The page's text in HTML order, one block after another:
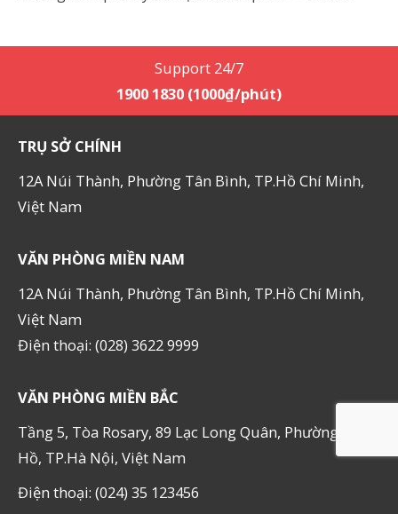
Support 24/7
1900 1830 (1000₫/phút)
TRỤ SỞ CHÍNH
12A Núi Thành, Phường Tân Bình, TP.Hồ Chí Minh,
Việt Nam
VĂN PHÒNG MIỀN NAM
12A Núi Thành, Phường Tân Bình, TP.Hồ Chí Minh,
Việt Nam
Điện thoại: (028) 3622 9999
VĂN PHÒNG MIỀN BẮC
Tầng 5, Tòa Rosary, 89 Lạc Long Quân, Phường Tây
Hồ, TP.Hà Nội, Việt Nam
Điện thoại: (024) 35 123456